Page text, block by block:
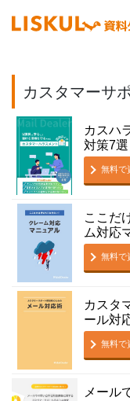
カスタマーサ
カスハ
対策7選
無料で
ここだ
ム対応
無料で
カスタ
ール対
無料で
メール